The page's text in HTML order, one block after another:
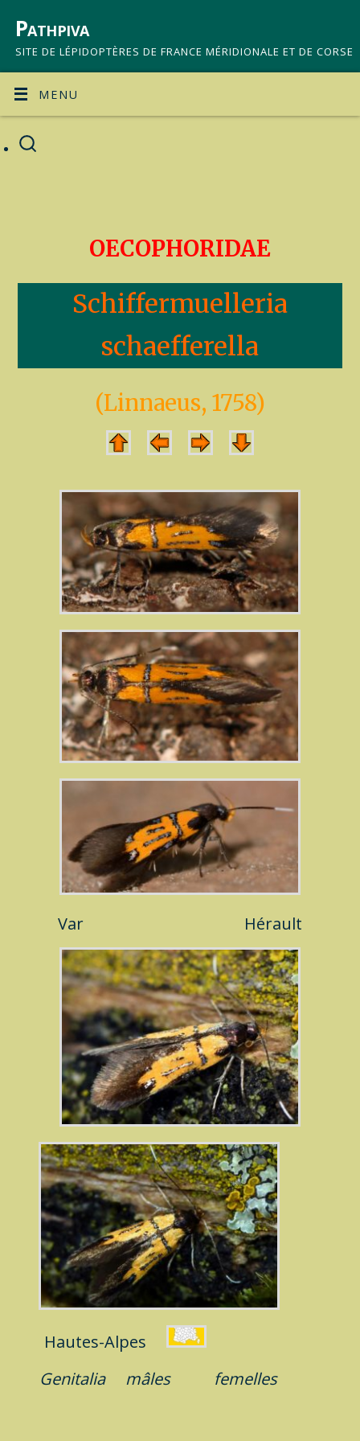
Pathpiva
SITE DE LÉPIDOPTÈRES DE FRANCE MÉRIDIONALE ET DE CORSE
MENU
OECOPHORIDAE
Schiffermuelleria
schaefferella
(Linnaeus, 1758)
Var Hérault
Hautes-Alpes
Genitalia mâles femelles